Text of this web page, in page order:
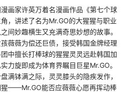
漫画家许英万着名漫画作品《第七个球
，讲述了名为Mr.GO的大猩猩与职业
间妙趣横生又充满奇思妙想的故事。
薇薇为偿还巨债，接受韩国金牌经理
中擅长打棒球的猩猩灵灵远赴韩国加
力旋即成为体育界瞩目巨星Mr.GO。
满钵满之际，灵灵膝头的隐疾发作，
猩——Mr.GO能否应薇薇心愿再挥动棒